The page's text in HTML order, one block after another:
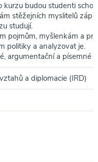
kurzu budou studenti
stěžejních myslitelů
studují.
pojmům, myšlenkám a
politiky a analyzovat je.
argumentační a písemné
a diplomacie (IRD)